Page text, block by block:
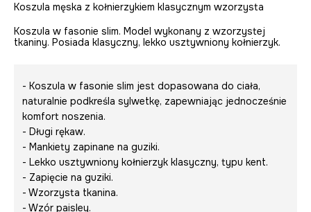
Koszula męska z kołnierzykiem klasycznym wzorzysta
Koszula w fasonie slim. Model wykonany z wzorzystej
tkaniny. Posiada klasyczny, lekko usztywniony kołnierzyk.
- Koszula w fasonie slim jest dopasowana do ciała,
naturalnie podkreśla sylwetkę, zapewniając jednocześnie
komfort noszenia.
- Długi rękaw.
- Mankiety zapinane na guziki.
- Lekko usztywniony kołnierzyk klasyczny, typu kent.
- Zapięcie na guziki.
- Wzorzysta tkanina.
- Wzór paisley.